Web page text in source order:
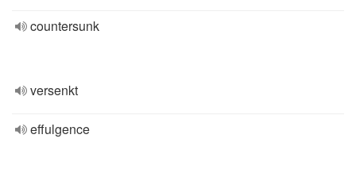
countersunk
versenkt
effulgence